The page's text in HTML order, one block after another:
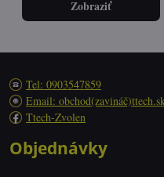
Zobraziť
Tel: 0903547859
Email:
Ttech-Zvolen
Objednávky